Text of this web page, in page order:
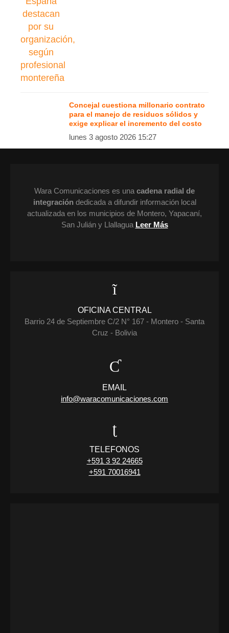
Concejal cuestiona millonario contrato
para el manejo de residuos sólidos y
exige explicar el incremento del costo
lunes 3 agosto 2026 15:27
Wara Comunicaciones es una cadena radial de
integracióndedicada a difundir información local
actualizada en los municipios de Montero, Yapacaní,
San Julián y Llallagua Leer Más
OFICINA CENTRAL
Barrio 24 de Septiembre C/2 N° 167 - Montero - Santa
Cruz - Bolivia
EMAIL
info@waracomunicaciones.com
TELEFONOS
+591 3 92 24665
+591 70016941